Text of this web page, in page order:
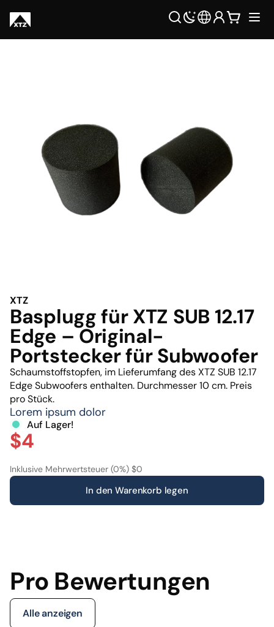
XTZ
Basplugg für XTZ SUB 12.17
Edge – Original-
Portstecker für Subwoofer
Schaumstoffstopfen, im Lieferumfang des XTZ SUB 12.17
Edge Subwoofers enthalten. Durchmesser 10 cm. Preis
pro Stück.
Lorem ipsum dolor
Auf Lager!
$4
Inklusive Mehrwertsteuer (0%) $0
In den Warenkorb legen
Pro Bewertungen
Alle anzeigen